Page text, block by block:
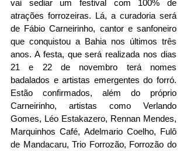
vai sediar um festival com 100% de
atrações forrozeiras. Lá, a curadoria será
de Fábio Carneirinho, cantor e sanfoneiro
que conquistou a Bahia nos últimos três
anos. A festa, que será realizada nos dias
21 e 22 de novembro terá nomes
badalados e artistas emergentes do forró.
Estão confirmados, além do próprio
Carneirinho, artistas como Verlando
Gomes, Léo Estakazero, Rennan Mendes,
Marquinhos Café, Adelmario Coelho, Fulô
de Mandacaru, Trio Forrozão, Forrozão do